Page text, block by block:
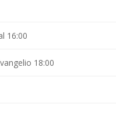
16:00
18:00